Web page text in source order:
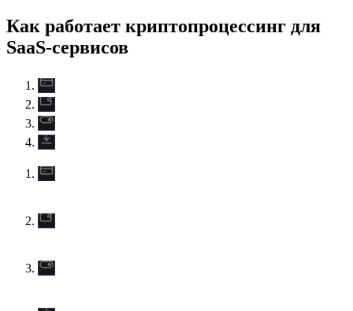
Как работает криптопроцессинг для
SaaS-сервисов